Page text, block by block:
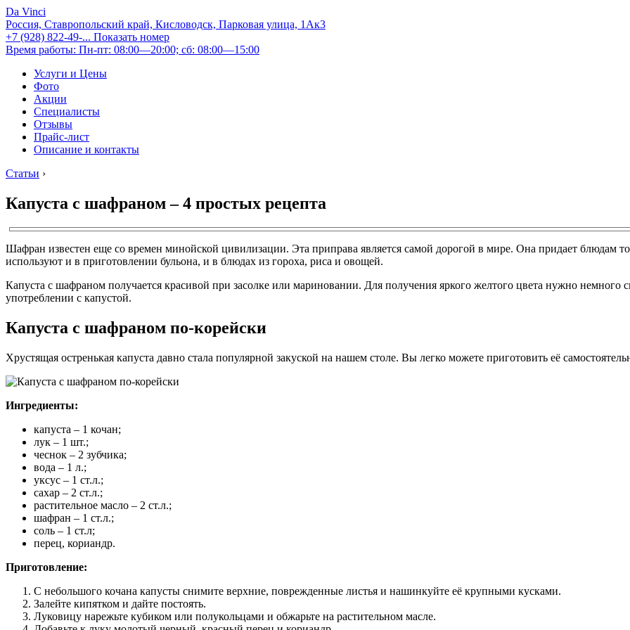
Da Vinci
Россия, Ставропольский край, Кисловодск, Парковая улица, 1Ак3
+7 (928) 822-49-... Показать номер
Время работы: Пн-пт: 08:00—20:00; сб: 08:00—15:00
Услуги и Цены
Фото
Акции
Специалисты
Отзывы
Прайс-лист
Описание и контакты
Статьи ›
Капуста с шафраном – 4 простых рецепта
Шафран известен еще со времен минойской цивилизации. Эта приправа является самой дорогой в мире. Она придает блюдам
используют и в приготовлении бульона, и в блюдах из гороха, риса и овощей.
Капуста с шафраном получается красивой при засолке или мариновании. Для получения яркого желтого цвета нужно немного
употреблении с капустой.
Капуста с шафраном по-корейски
Хрустящая остренькая капуста давно стала популярной закуской на нашем столе. Вы легко можете приготовить её
Ингредиенты:
капуста – 1 кочан;
лук – 1 шт.;
чеснок – 2 зубчика;
вода – 1 л.;
уксус – 1 ст.л.;
сахар – 2 ст.л.;
растительное масло – 2 ст.л.;
шафран – 1 ст.л.;
соль – 1 ст.л;
перец, кориандр.
Приготовление:
С небольшого кочана капусты снимите верхние, поврежденные листья и нашинкуйте её крупными кусками.
Залейте кипятком и дайте постоять.
Луковицу нарежьте кубиком или полукольцами и обжарьте на растительном масле.